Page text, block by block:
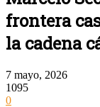
frontera
la cadena
7 mayo, 2026
1095
0